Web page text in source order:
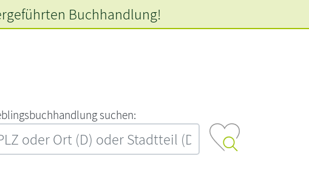
‍s‍u‍c‍h‍e‍n‍:‍
Buchhandlung!